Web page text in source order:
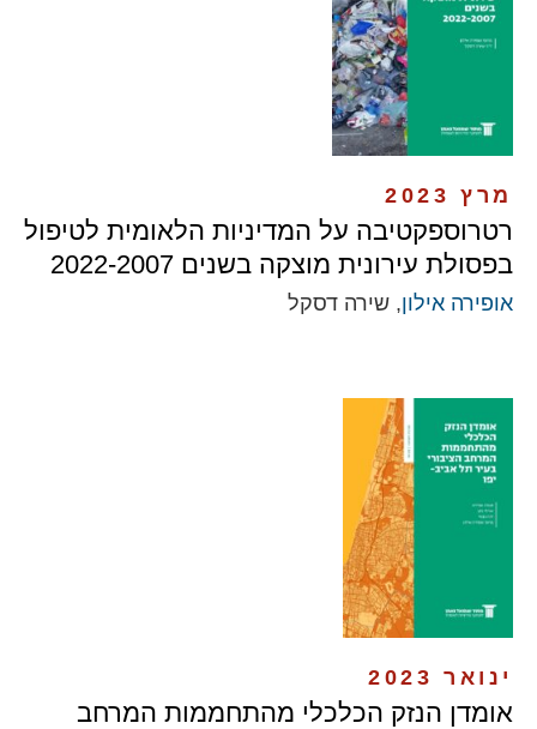
מרץ 2023
רטרוספקטיבה על המדיניות הלאומית לטיפול
בפסולת עירונית מוצקה בשנים 2022-2007
אופירה אילון, שירה דסקל
ינואר 2023
אומדן הנזק הכלכלי מהתחממות המרחב